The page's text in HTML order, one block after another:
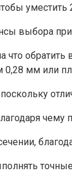
что
0,28 мм или
чему